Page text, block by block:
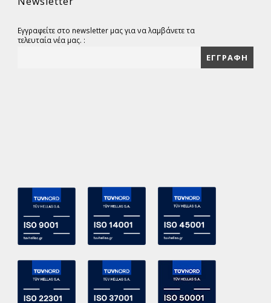
Εγγραφείτε στο newsletter μας για να λαμβάνετε τα
τελευταία νέα μας. :